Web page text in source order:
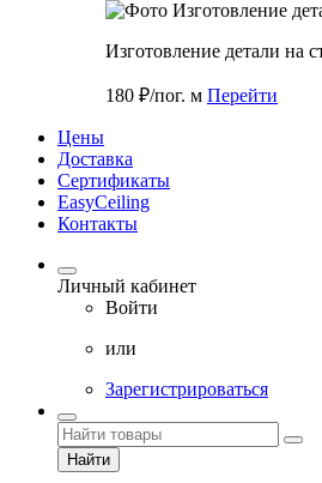
Изготовление детали на
180 ₽/пог. м Перейти
Цены
Доставка
Cертификаты
EasyCeiling
Контакты
Личный кабинет
Войти
или
Зарегистрироваться
Найти